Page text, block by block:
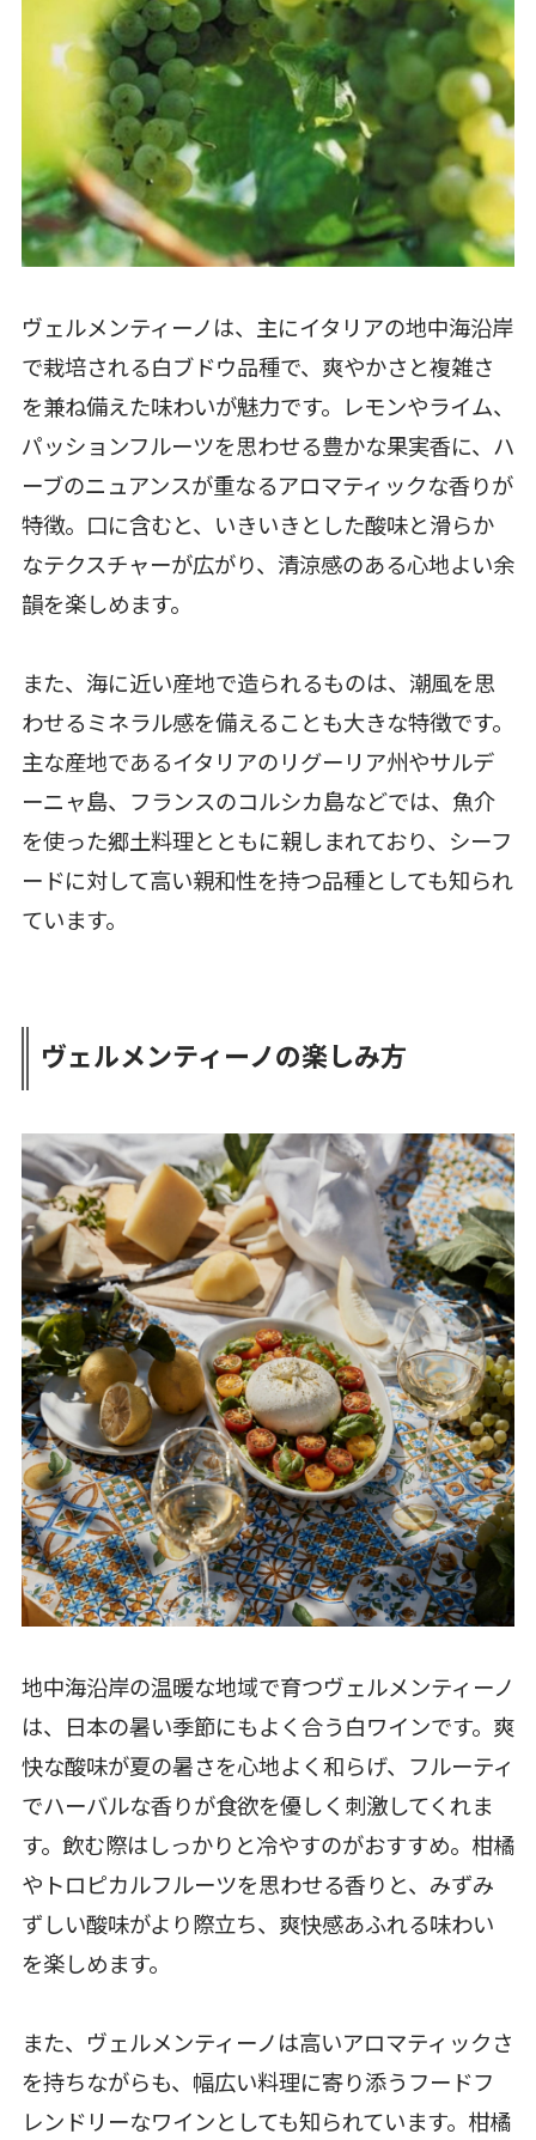
ヴェルメンティーノは、主にイタリアの地中海沿岸
で栽培される白ブドウ品種で、爽やかさと複雑さ
を兼ね備えた味わいが魅力です。レモンやライム、
パッションフルーツを思わせる豊かな果実香に、ハ
ーブのニュアンスが重なるアロマティックな香りが
特徴。口に含むと、いきいきとした酸味と滑らか
なテクスチャーが広がり、清涼感のある心地よい余
韻を楽しめます。
また、海に近い産地で造られるものは、潮風を思
わせるミネラル感を備えることも大きな特徴です。
主な産地であるイタリアのリグーリア州やサルデ
ーニャ島、フランスのコルシカ島などでは、魚介
を使った郷土料理とともに親しまれており、シーフ
ードに対して高い親和性を持つ品種としても知られ
ています。
ヴェルメンティーノの楽しみ方
地中海沿岸の温暖な地域で育つヴェルメンティーノ
は、日本の暑い季節にもよく合う白ワインです。爽
快な酸味が夏の暑さを心地よく和らげ、フルーティ
でハーバルな香りが食欲を優しく刺激してくれま
す。飲む際はしっかりと冷やすのがおすすめ。柑橘
やトロピカルフルーツを思わせる香りと、みずみ
ずしい酸味がより際立ち、爽快感あふれる味わい
を楽しめます。
また、ヴェルメンティーノは高いアロマティックさ
を持ちながらも、幅広い料理に寄り添うフードフ
レンドリーなワインとしても知られています。柑橘